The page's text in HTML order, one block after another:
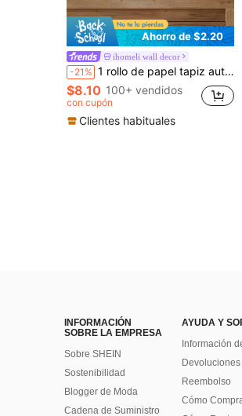
Ahorro de $2.20
ihomeli wall decor
-21% 1 rollo de papel tapiz autoadhesivo minimalista con diseño de enredadera, fondo de color claro, papel tapiz removible para sala de estar, dormitorio, renovación de muebles, decoración, 17.7 in x 78.7 in / 118.1 in, regalo para cumpleaños, graduación, decoración de habitación, decoración del hogar, decoración de pared, baño, dormitorio, sala de estar
$8.10 100+ vendidos
con cupón
Clientes habituales
INFORMACIÓN
SOBRE LA EMPRESA
Sobre SHEIN
Sostenibilidad
Blogger de Moda
Cadena de Suministro
AYUDA Y
Información
Devoluciones
Reembolso
Cómo